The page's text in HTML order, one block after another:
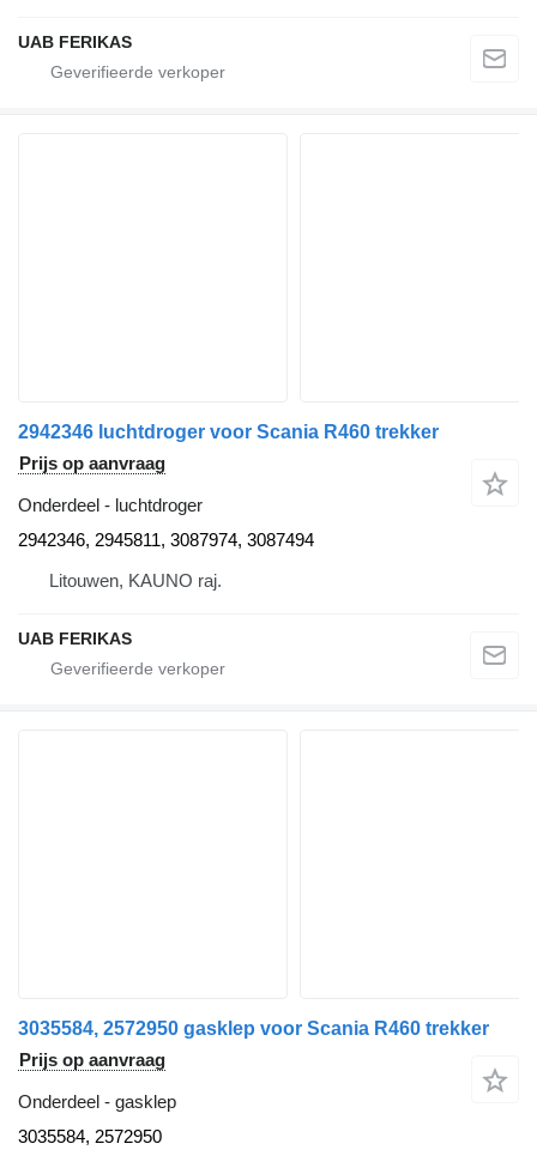
UAB FERIKAS
2942346 luchtdroger voor Scania R460 trekker
Prijs op aanvraag
Onderdeel - luchtdroger
2942346, 2945811, 3087974, 3087494
Litouwen, KAUNO raj.
UAB FERIKAS
3035584, 2572950 gasklep voor Scania R460 trekker
Prijs op aanvraag
Onderdeel - gasklep
3035584, 2572950